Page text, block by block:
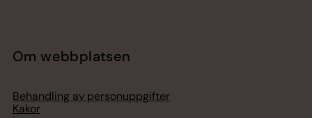
Om webbplatsen
Behandling av personuppgifter
Kakor